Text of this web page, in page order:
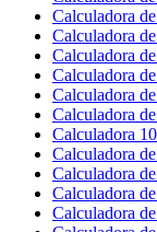
Calculadora
Calculadora
Calculadora
Calculadora
Calculadora
Calculadora
Calculadora
Calculadora
Calculadora
Calculadora
Calculadora